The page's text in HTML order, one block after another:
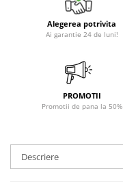
Alegerea potrivita
Ai garantie 24 de luni!
PROMOTII
Promotii de pana la 50%
Descriere